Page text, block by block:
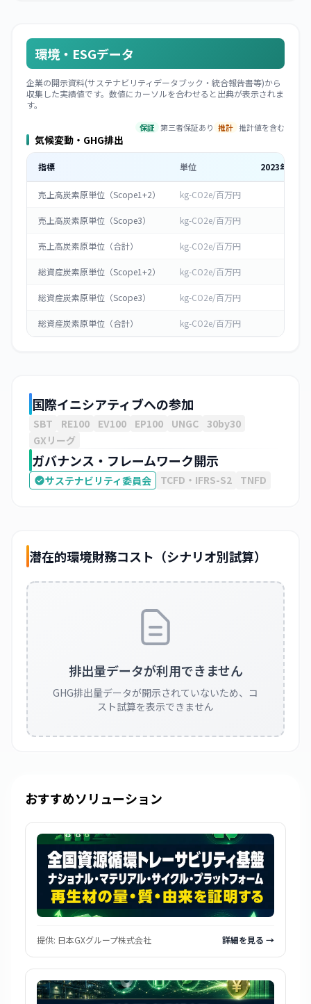
環境・ESGデータ
企業の開示資料(サステナビリティデータブック・統合報告書等)から
収集した実績値です。数値にカーソルを合わせると出典が表示されま
す。
保証 第三者保証あり 推計 推計値を含む
気候変動・GHG排出
指標 単位 2023年度
売上高炭素原単位（Scope1+2） kg-CO2e/百万円
売上高炭素原単位（Scope3） kg-CO2e/百万円
売上高炭素原単位（合計） kg-CO2e/百万円
総資産炭素原単位（Scope1+2） kg-CO2e/百万円
総資産炭素原単位（Scope3） kg-CO2e/百万円
総資産炭素原単位（合計） kg-CO2e/百万円
国際イニシアティブへの参加
SBT RE100 EV100 EP100 UNGC 30by30
GXリーグ
ガバナンス・フレームワーク開示
サステナビリティ委員会 TCFD・IFRS-S2 TNFD
潜在的環境財務コスト（シナリオ別試算）
排出量データが利用できません
GHG排出量データが開示されていないため、コ
スト試算を表示できません
おすすめソリューション
提供: 日本GXグループ株式会社 詳細を見る →